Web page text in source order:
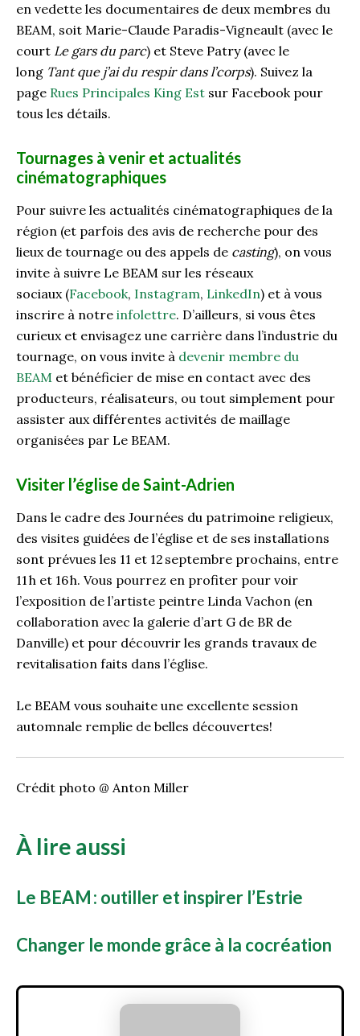
en vedette les documentaires de deux membres du
BEAM, soit Marie-Claude Paradis-Vigneault (avec le
court Le gars du parc) et Steve Patry (avec le
long Tant que j’ai du respir dans l’corps). Suivez la
page Rues Principales King Est sur Facebook pour
tous les détails.
Tournages à venir et actualités
cinématographiques
Pour suivre les actualités cinématographiques de la
région (et parfois des avis de recherche pour des
lieux de tournage ou des appels de casting), on vous
invite à suivre Le BEAM sur les réseaux
sociaux (Facebook, Instagram, LinkedIn) et à vous
inscrire à notre infolettre. D’ailleurs, si vous êtes
curieux et envisagez une carrière dans l’industrie du
tournage, on vous invite à devenir membre du
BEAM et bénéficier de mise en contact avec des
producteurs, réalisateurs, ou tout simplement pour
assister aux différentes activités de maillage
organisées par Le BEAM.
Visiter l’église de Saint-Adrien
Dans le cadre des Journées du patrimoine religieux,
des visites guidées de l’église et de ses installations
sont prévues les 11 et 12 septembre prochains, entre
11 h et 16 h. Vous pourrez en profiter pour voir
l’exposition de l’artiste peintre Linda Vachon (en
collaboration avec la galerie d’art G de BR de
Danville) et pour découvrir les grands travaux de
revitalisation faits dans l’église.
Le BEAM vous souhaite une excellente session
automnale remplie de belles découvertes!
Crédit photo @ Anton Miller
À lire aussi
Le BEAM : outiller et inspirer l’Estrie
Changer le monde grâce à la cocréation